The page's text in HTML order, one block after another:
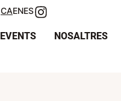
EVENTS NOSALTRES
CAENES